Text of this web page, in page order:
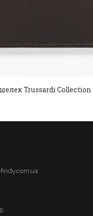
Trussardi Collection